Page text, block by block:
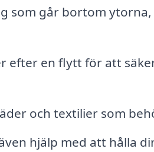
som går bortom ytorna,
efter en flytt för att
och textilier som
hjälp med att hålla